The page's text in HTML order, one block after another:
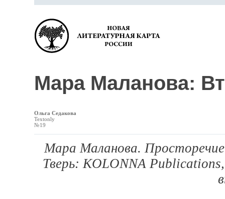
Мара Маланова:
Ольга Седакова
Textonly
№19
Мара Маланова.
Тверь: KOLONNA